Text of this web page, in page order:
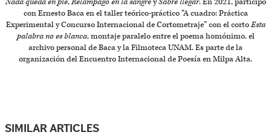
Nada queda en pie,Relámpago en la sangreySabré llegar. En 2021, participó
con Ernesto Baca en el taller teórico-práctico “A cuadro: Práctica
Experimental y Concurso Internacional de Cortometraje” con el cortoEsta
palabra no es blanca, montaje paralelo entre el poema homónimo, el
archivo personal de Baca y la Filmoteca UNAM. Es parte de la
organización del Encuentro Internacional de Poesía en Milpa Alta.
SIMILAR ARTICLES